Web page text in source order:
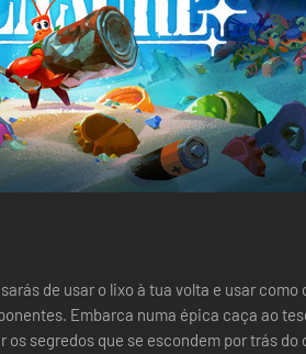
de usar o lixo à tua volta e usar como
Embarca numa épica caça ao
segredos que se escondem por trás do